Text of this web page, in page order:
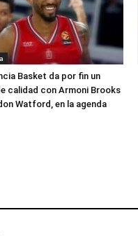
Basket da por fin un
calidad con Armoni Brooks
Watford, en la agenda